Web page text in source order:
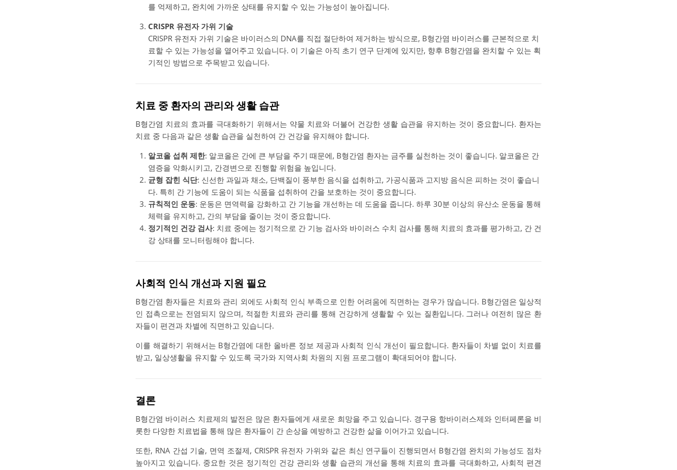
를 억제하고, 완치에 가까운 상태를 유지할 수 있는 가능성이 높아집니다.
CRISPR 유전자 가위 기술
CRISPR 유전자 가위 기술은 바이러스의 DNA를 직접 절단하여 제거하는 방식으로, B형간염 바이러스를 근본적으로 치
료할 수 있는 가능성을 열어주고 있습니다. 이 기술은 아직 초기 연구 단계에 있지만, 향후 B형간염을 완치할 수 있는 획
기적인 방법으로 주목받고 있습니다.
치료 중 환자의 관리와 생활 습관
B형간염 치료의 효과를 극대화하기 위해서는 약물 치료와 더불어 건강한 생활 습관을 유지하는 것이 중요합니다. 환자는
치료 중 다음과 같은 생활 습관을 실천하여 간 건강을 유지해야 합니다.
알코올 섭취 제한: 알코올은 간에 큰 부담을 주기 때문에, B형간염 환자는 금주를 실천하는 것이 좋습니다. 알코올은 간
염증을 악화시키고, 간경변으로 진행할 위험을 높입니다.
균형 잡힌 식단: 신선한 과일과 채소, 단백질이 풍부한 음식을 섭취하고, 가공식품과 고지방 음식은 피하는 것이 좋습니
다. 특히 간 기능에 도움이 되는 식품을 섭취하여 간을 보호하는 것이 중요합니다.
규칙적인 운동: 운동은 면역력을 강화하고 간 기능을 개선하는 데 도움을 줍니다. 하루 30분 이상의 유산소 운동을 통해
체력을 유지하고, 간의 부담을 줄이는 것이 중요합니다.
정기적인 건강 검사: 치료 중에는 정기적으로 간 기능 검사와 바이러스 수치 검사를 통해 치료의 효과를 평가하고, 간 건
강 상태를 모니터링해야 합니다.
사회적 인식 개선과 지원 필요
B형간염 환자들은 치료와 관리 외에도 사회적 인식 부족으로 인한 어려움에 직면하는 경우가 많습니다. B형간염은 일상적
인 접촉으로는 전염되지 않으며, 적절한 치료와 관리를 통해 건강하게 생활할 수 있는 질환입니다. 그러나 여전히 많은 환
자들이 편견과 차별에 직면하고 있습니다.
이를 해결하기 위해서는 B형간염에 대한 올바른 정보 제공과 사회적 인식 개선이 필요합니다. 환자들이 차별 없이 치료를
받고, 일상생활을 유지할 수 있도록 국가와 지역사회 차원의 지원 프로그램이 확대되어야 합니다.
결론
B형간염 바이러스 치료제의 발전은 많은 환자들에게 새로운 희망을 주고 있습니다. 경구용 항바이러스제와 인터페론을 비
롯한 다양한 치료법을 통해 많은 환자들이 간 손상을 예방하고 건강한 삶을 이어가고 있습니다.
또한, RNA 간섭 기술, 면역 조절제, CRISPR 유전자 가위와 같은 최신 연구들이 진행되면서 B형간염 완치의 가능성도 점차
높아지고 있습니다. 중요한 것은 정기적인 건강 관리와 생활 습관의 개선을 통해 치료의 효과를 극대화하고, 사회적 편견